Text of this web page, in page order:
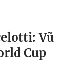
Vũ
Cup